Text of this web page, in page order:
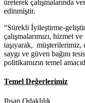
üreterek çalışmalarında
edinmiştir.
“Sürekli İyileştirme-
çalışmalarımızı, hizmet
taşıyarak, müşterilerimiz,
saygı ve güven bağını
politikamızın temel
Temel Değerlerimiz
Ihsan Odaklılık